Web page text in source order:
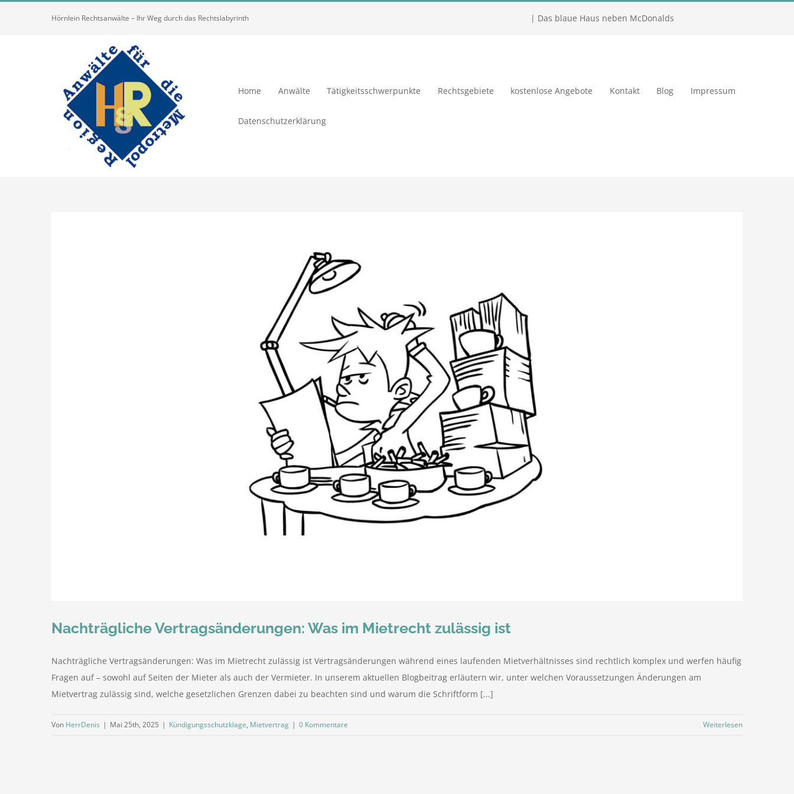
Hörnlein Rechtsanwälte – Ihr Weg durch das Rechtslabyrinth | Das blaue Haus neben McDonalds
Home Anwälte Tätigkeitsschwerpunkte Rechtsgebiete kostenlose Angebote Kontakt Blog Impressum
Datenschutzerklärung
Nachträgliche Vertragsänderungen: Was im Mietrecht zulässig ist
Nachträgliche Vertragsänderungen: Was im Mietrecht zulässig ist Vertragsänderungen während eines laufenden Mietverhältnisses sind rechtlich komplex und werfen häufig
Fragen auf – sowohl auf Seiten der Mieter als auch der Vermieter. In unserem aktuellen Blogbeitrag erläutern wir, unter welchen Voraussetzungen Änderungen am
Mietvertrag zulässig sind, welche gesetzlichen Grenzen dabei zu beachten sind und warum die Schriftform [...]
Von HerrDenis | Mai 25th, 2025 | Kündigungsschutzklage, Mietvertrag | 0 Kommentare Weiterlesen